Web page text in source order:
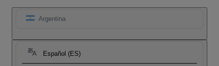
Argentina
Español (ES)